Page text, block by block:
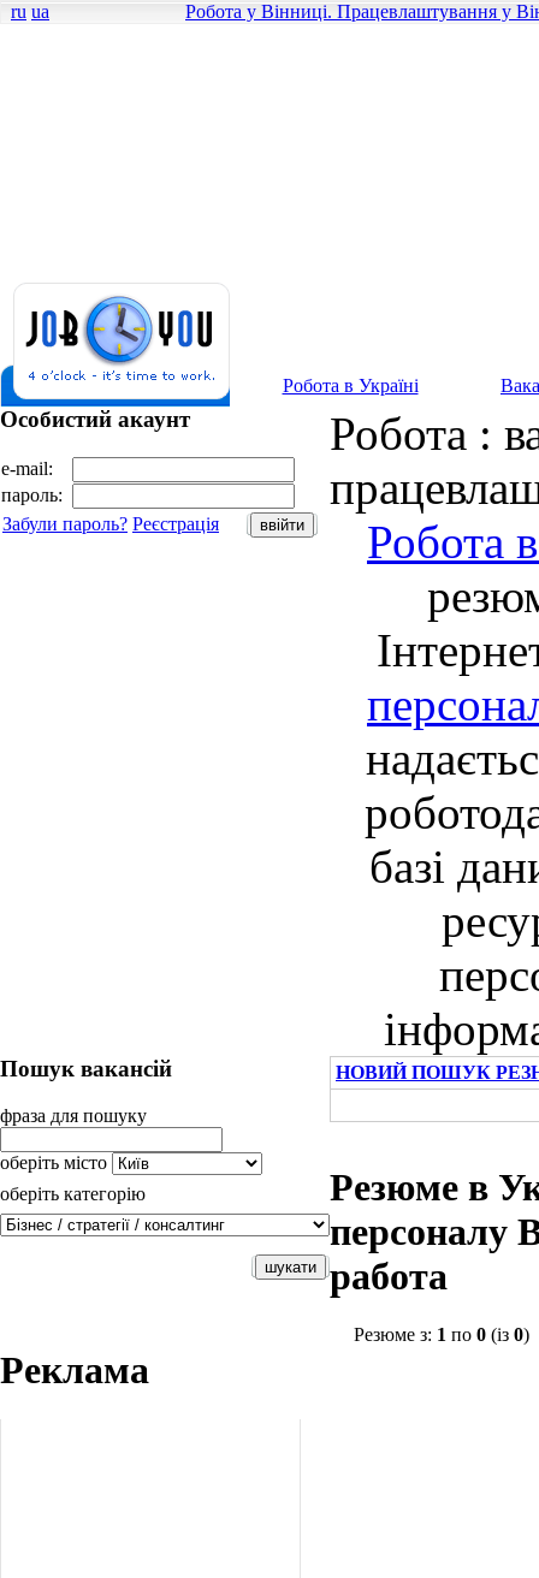
ru ua Робота у Вінниці. Працевлаштування у
Робота в Україні
Особистий акаунт
e-mail:
пароль:
Забули пароль? Реєстрація
Робота :
Робота
базі
Пошук вакансій
фраза для пошуку
оберіть місто
оберіть категорію
Реклама
НОВИЙ ПОШУК
Резюме в
персоналу
работа
Резюме з: 1 по 0 (із 0)